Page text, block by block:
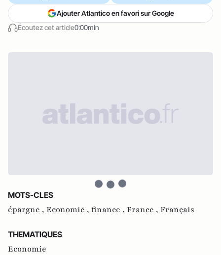
Écoutez cet article0:00min
Ajouter Atlantico en favori sur Google
MOTS-CLES
épargne , Economie , finance , France , Français
THEMATIQUES
Economie